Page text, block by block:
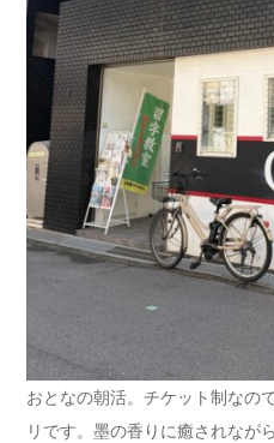
おとなの朝活。チケット制なの
リです。墨の香りに癒されなが